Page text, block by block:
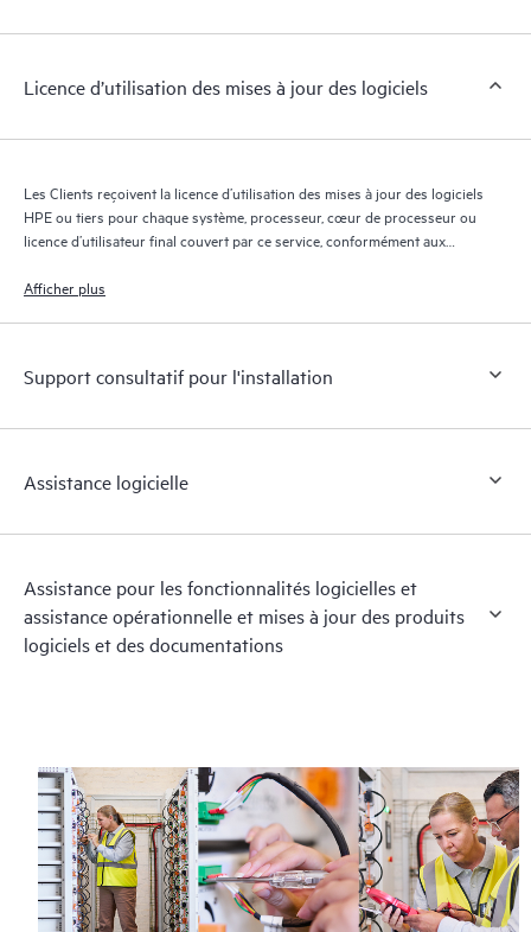
Clients peuvent gérer plus facilement leurs actifs en identifiant
comprenant comment ces produits interagissent ensemble. Les
d’effectuer certaines activités sans avoir à ouvrir un incident de
connaissances dûment sélectionnées. Le service HPE Tech Care
donne accès à des ressources HPE qui favoriseront l’excellence
périphérie au cloud.
Licence d’utilisation des mises à jour des logiciels
Les Clients reçoivent la licence d’utilisation des mises à jour des logiciels
HPE ou tiers pour chaque système, processeur, cœur de processeur ou
licence d’utilisateur final couvert par ce service, conformément aux
d’origine ou de HPE.
Afficher plus
Support consultatif pour l'installation
Assistance logicielle
Assistance pour les fonctionnalités logicielles et
assistance opérationnelle et mises à jour des produits
logiciels et des documentations